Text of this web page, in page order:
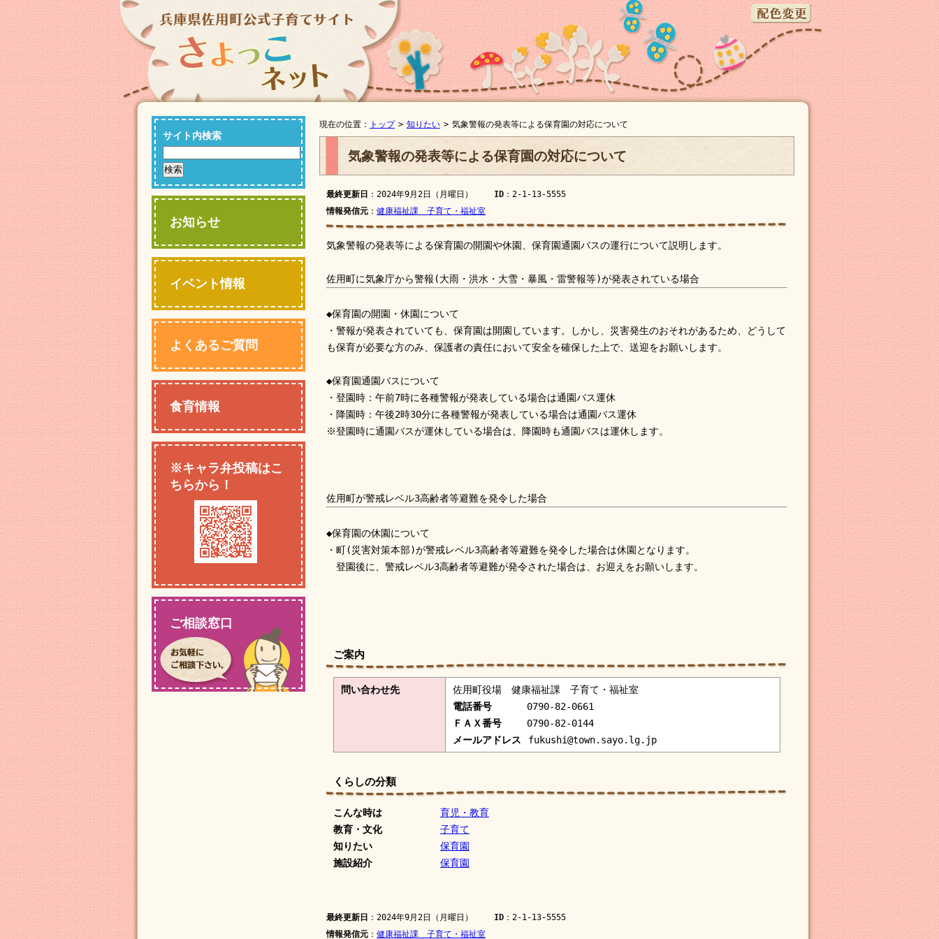
現在の位置： トップ > 知りたい > 気象警報の発表等による保育園の対応について
気象警報の発表等による保育園の対応について
最終更新日 ：2024年9月2日（月曜日） ID ：2-1-13-5555
情報発信元 ： 健康福祉課 子育て・福祉室
気象警報の発表等による保育園の開園や休園、保育園通園バスの運行について説明します。
佐用町に気象庁から警報(大雨・洪水・大雪・暴風・雷警報等)が発表されている場合
◆保育園の開園・休園について
・警報が発表されていても、保育園は開園しています。しかし、災害発生のおそれがあるため、どうして
も保育が必要な方のみ、保護者の責任において安全を確保した上で、送迎をお願いします。
◆保育園通園バスについて
・登園時：午前7時に各種警報が発表している場合は通園バス運休
・降園時：午後2時30分に各種警報が発表している場合は通園バス運休
※登園時に通園バスが運休している場合は、降園時も通園バスは運休します。
佐用町が警戒レベル3高齢者等避難を発令した場合
◆保育園の休園について
・町(災害対策本部)が警戒レベル3高齢者等避難を発令した場合は休園となります。
登園後に、警戒レベル3高齢者等避難が発令された場合は、お迎えをお願いします。
ご案内
問い合わせ先
佐用町役場 健康福祉課 子育て・福祉室
電話番号
0790-82-0661
ＦＡＸ番号
0790-82-0144
メールアドレス
fukushi@town.sayo.lg.jp
くらしの分類
こんな時は
育児・教育
教育・文化
子育て
知りたい
保育園
施設紹介
保育園
最終更新日 ：2024年9月2日（月曜日） ID ：2-1-13-5555
情報発信元 ： 健康福祉課 子育て・福祉室
サイト内検索
お知らせ
イベント情報
よくあるご質問
食育情報
※キャラ弁投稿はこ
ちらから！
ご相談窓口